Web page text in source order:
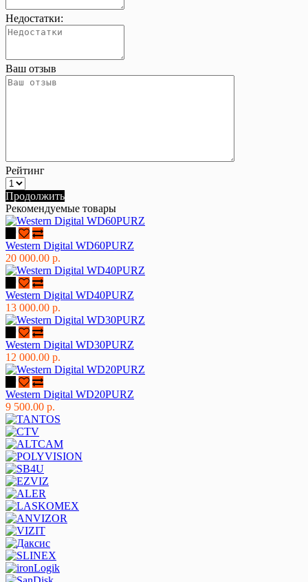
Недостатки:
Ваш отзыв
Рейтинг
Продолжить
Рекомендуемые товары
Western Digital WD60PURZ
20 000.00 р.
Western Digital WD40PURZ
13 000.00 р.
Western Digital WD30PURZ
12 000.00 р.
Western Digital WD20PURZ
9 500.00 р.